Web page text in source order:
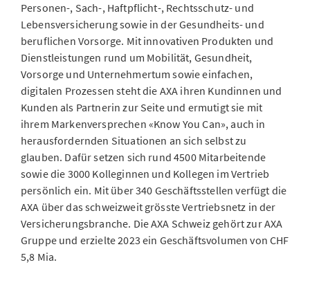
Personen-, Sach-, Haftpflicht-, Rechtsschutz- und
Lebensversicherung sowie in der Gesundheits- und
beruflichen Vorsorge. Mit innovativen Produkten und
Dienstleistungen rund um Mobilität, Gesundheit,
Vorsorge und Unternehmertum sowie einfachen,
digitalen Prozessen steht die AXA ihren Kundinnen und
Kunden als Partnerin zur Seite und ermutigt sie mit
ihrem Markenversprechen «Know You Can», auch in
herausfordernden Situationen an sich selbst zu
glauben. Dafür setzen sich rund 4500 Mitarbeitende
sowie die 3000 Kolleginnen und Kollegen im Vertrieb
persönlich ein. Mit über 340 Geschäftsstellen verfügt die
AXA über das schweizweit grösste Vertriebsnetz in der
Versicherungsbranche. Die AXA Schweiz gehört zur AXA
Gruppe und erzielte 2023 ein Geschäftsvolumen von CHF
5,8 Mia.